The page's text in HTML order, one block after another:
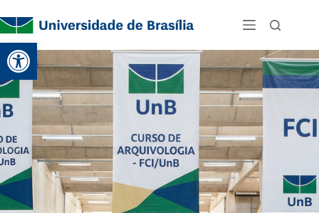
Abrir a barra de ferramentas